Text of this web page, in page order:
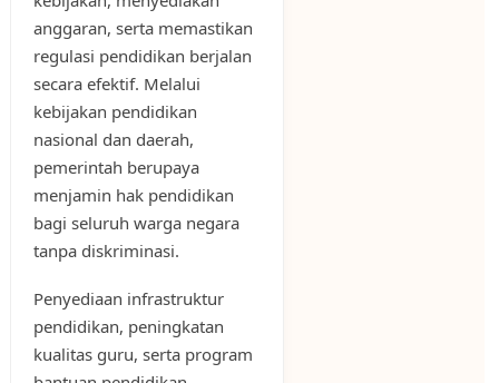
anggaran, serta memastikan
regulasi pendidikan berjalan
secara efektif. Melalui
kebijakan pendidikan
nasional dan daerah,
pemerintah berupaya
menjamin hak pendidikan
bagi seluruh warga negara
tanpa diskriminasi.
Penyediaan infrastruktur
pendidikan, peningkatan
kualitas guru, serta program